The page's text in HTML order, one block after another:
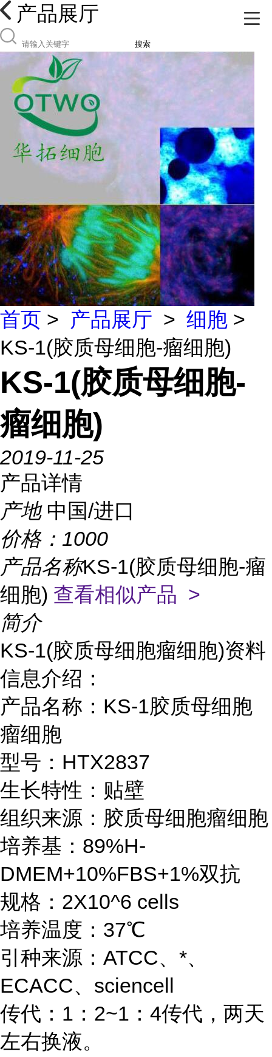
产品展厅
搜索
首页 > 产品展厅 > 细胞 >
KS-1(胶质母细胞-瘤细胞)
KS-1(胶质母细胞-
瘤细胞)
2019-11-25
产品详情
产地 中国/进口
价格： 1000
产品名称KS-1(胶质母细胞-瘤
细胞) 查看相似产品 >
简介
KS-1(胶质母细胞瘤细胞)资料
信息介绍：
产品名称：KS-1胶质母细胞
瘤细胞
型号：HTX2837
生长特性：贴壁
组织来源：胶质母细胞瘤细胞
培养基：89%H-
DMEM+10%FBS+1%双抗
规格：2X10^6 cells
培养温度：37℃
引种来源：ATCC、*、
ECACC、sciencell
传代：1：2~1：4传代，两天
左右换液。